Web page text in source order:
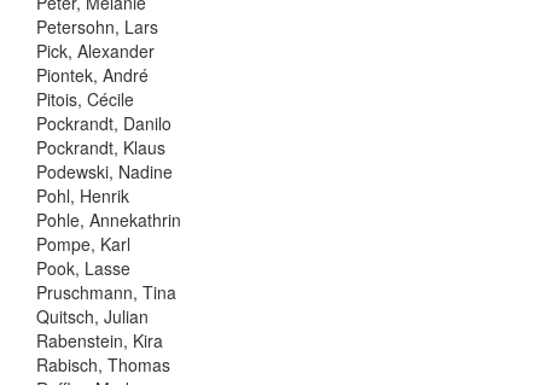
Petersohn, Lars
Pick, Alexander
Piontek, André
Pitois, Cécile
Pockrandt, Danilo
Pockrandt, Klaus
Podewski, Nadine
Pohl, Henrik
Pohle, Annekathrin
Pompe, Karl
Pook, Lasse
Pruschmann, Tina
Quitsch, Julian
Rabenstein, Kira
Rabisch, Thomas